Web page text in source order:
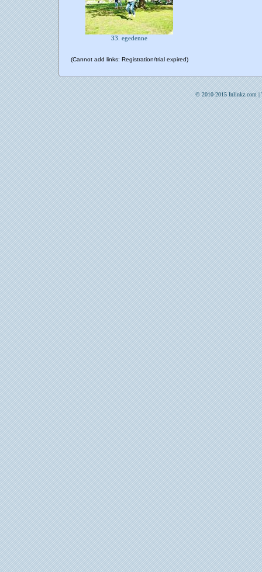
33. egedenne
(Cannot add links: Registration/trial expired)
© 2010-2015 Inlinkz.com |